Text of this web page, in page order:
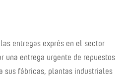
entregas exprés en el sector
una entrega urgente de repuestos
sus fábricas, plantas industriales